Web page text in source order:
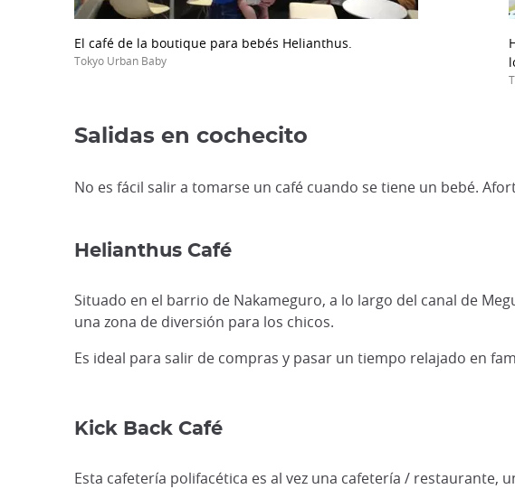
El café de la boutique para bebés Helianthus.
Tokyo Urban Baby
Salidas en cochecito
No es fácil salir a tomarse un café cuando se tiene un bebé.
Helianthus Café
Situado en el barrio de Nakameguro, a lo largo del canal de
una zona de diversión para los chicos.
Es ideal para salir de compras y pasar un tiempo relajado en
Kick Back Café
Esta cafetería polifacética es al vez una cafetería /